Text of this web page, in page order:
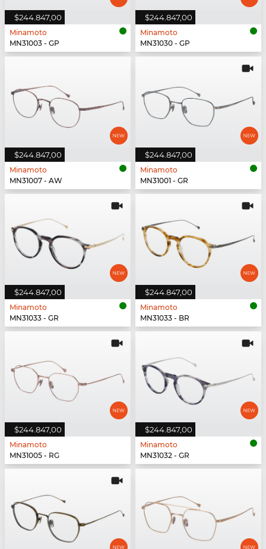
$244.847,00
Minamoto
MN31003 - GP
$244.847,00
Minamoto
MN31030 - GP
$244.847,00
Minamoto
MN31007 - AW
$244.847,00
Minamoto
MN31001 - GR
$244.847,00
Minamoto
MN31033 - GR
$244.847,00
Minamoto
MN31033 - BR
$244.847,00
Minamoto
MN31005 - RG
$244.847,00
Minamoto
MN31032 - GR